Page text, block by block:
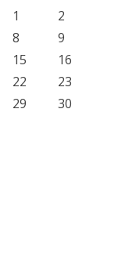
1
2
8
9
15
16
22
23
29
30